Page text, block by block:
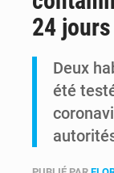
24
Deux
été